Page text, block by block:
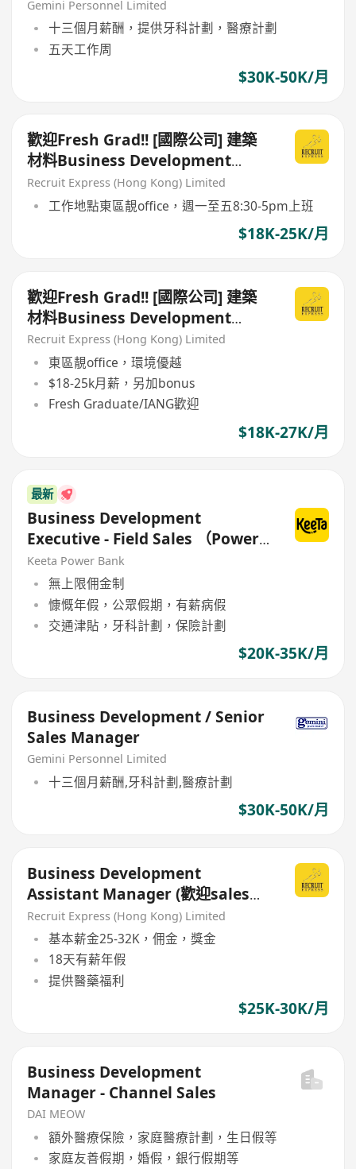
Gemini Personnel Limited
十三個月薪酬，提供牙科計劃，醫療計劃
五天工作周
$30K-50K/月
歡迎Fresh Grad!! [國際公司] 建築
材料Business Development
Sales
Recruit Express (Hong Kong) Limited
工作地點東區靚office，週一至五8:30-5pm上班
$18K-25K/月
歡迎Fresh Grad!! [國際公司] 建築
材料Business Development
Sales
Recruit Express (Hong Kong) Limited
東區靚office，環境優越
$18-25k月薪，另加bonus
Fresh Graduate/IANG歡迎
$18K-27K/月
最新
Business Development
Executive - Field Sales （Power
bank 行街銷售)
Keeta Power Bank
無上限佣金制
慷慨年假，公眾假期，有薪病假
交通津貼，牙科計劃，保險計劃
$20K-35K/月
Business Development / Senior
Sales Manager
Gemini Personnel Limited
十三個月薪酬,牙科計劃,醫療計劃
$30K-50K/月
Business Development
Assistant Manager (歡迎sales
background)
Recruit Express (Hong Kong) Limited
基本薪金25-32K，佣金，獎金
18天有薪年假
提供醫藥福利
$25K-30K/月
Business Development
Manager - Channel Sales
DAI MEOW
額外醫療保險，家庭醫療計劃，生日假等
家庭友善假期，婚假，銀行假期等